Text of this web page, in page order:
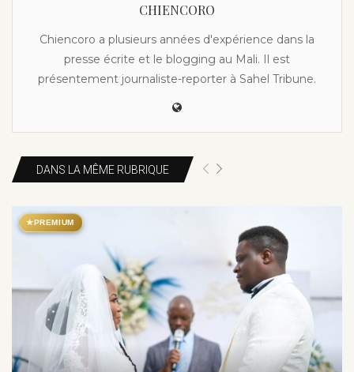
CHIENCORO
Chiencoro a plusieurs années d'expérience dans la
presse écrite et le blogging au Mali. Il est
présentement journaliste-reporter à Sahel Tribune.
DANS LA MÊME RUBRIQUE
★PREMIUM